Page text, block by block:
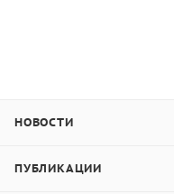
НОВОСТИ
ПУБЛИКАЦИИ